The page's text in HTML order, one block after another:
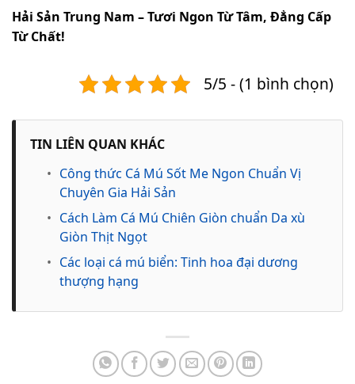
Hải Sản Trung Nam – Tươi Ngon Từ Tâm, Đẳng Cấp
Từ Chất!
5/5 - (1 bình chọn)
TIN LIÊN QUAN KHÁC
• Công thức Cá Mú Sốt Me Ngon Chuẩn Vị
Chuyên Gia Hải Sản
• Cách Làm Cá Mú Chiên Giòn chuẩn Da xù
Giòn Thịt Ngọt
• Các loại cá mú biển: Tinh hoa đại dương
thượng hạng